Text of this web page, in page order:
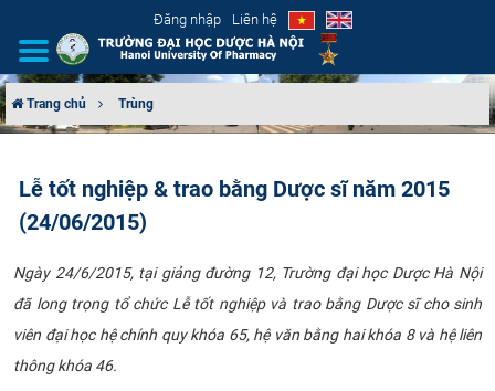
Đăng nhập Liên hệ
CƠ CẤU TỔ CHỨC
ĐÀO TẠO
ĐẢM BẢO CHẤT LƯỢNG
Trang chủ Trùng
Lễ tốt nghiệp & trao bằng Dược sĩ năm 2015
(24/06/2015)
Ngày 24/6/2015, tại giảng đường 12, Trường đại học Dược Hà Nội
đã long trọng tổ chức Lễ tốt nghiệp và trao bằng Dược sĩ cho sinh
viên đại học hệ chính quy khóa 65, hệ văn bằng hai khóa 8 và hệ liên
thông khóa 46.​​ ​​​